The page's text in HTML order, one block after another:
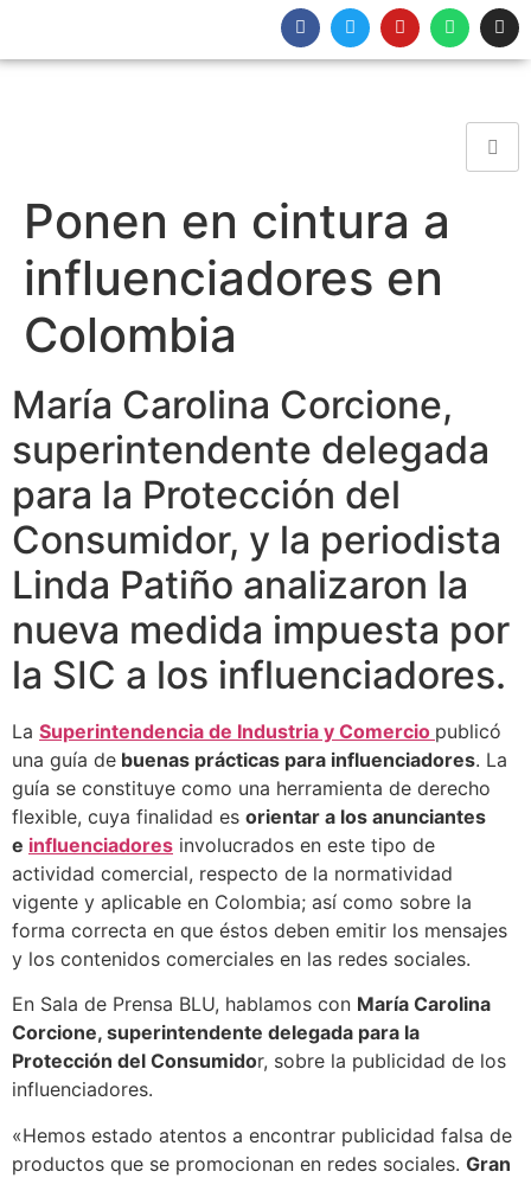
Ponen en cintura a
influenciadores en
Colombia
María Carolina Corcione,
superintendente delegada
para la Protección del
Consumidor, y la periodista
Linda Patiño analizaron la
nueva medida impuesta por
la SIC a los influenciadores.
La Superintendencia de Industria y Comercio publicó
una guía de buenas prácticas para influenciadores. La
guía se constituye como una herramienta de derecho
flexible, cuya finalidad es orientar a los anunciantes
e influenciadores involucrados en este tipo de
actividad comercial, respecto de la normatividad
vigente y aplicable en Colombia; así como sobre la
forma correcta en que éstos deben emitir los mensajes
y los contenidos comerciales en las redes sociales.
En Sala de Prensa BLU, hablamos con María Carolina
Corcione, superintendente delegada para la
Protección del Consumidor, sobre la publicidad de los
influenciadores.
«Hemos estado atentos a encontrar publicidad falsa de
productos que se promocionan en redes sociales. Gran